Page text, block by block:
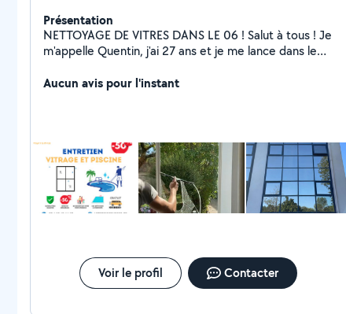
Présentation
NETTOYAGE DE VITRES DANS LE 06 ! Salut à tous ! Je
m'appelle Quentin, j'ai 27 ans et je me lance dans le
le 06. Pour mon lancement, j'offre une réduction à ne
et des vitres impeccables Intéressé(e) ? Envoyez-moi
un message dès maintenant ! Offres limitées, ne tardez
pas ! Premier arrivé, premier servi !
Aucun avis pour l'instant
Voir le profil Contacter